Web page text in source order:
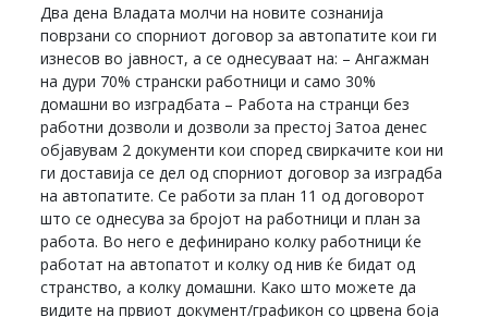
Два дена Владата молчи на новите сознанија
поврзани со спорниот договор за автопатите кои ги
изнесов во јавност, а се однесуваат на: – Ангажман
на дури 70% странски работници и само 30%
домашни во изградбата – Работа на странци без
работни дозволи и дозволи за престој Затоа денес
објавувам 2 документи кои според свиркачите кои ни
ги доставија се дел од спорниот договор за изградба
на автопатите. Се работи за план 11 од договорот
што се однесува за бројот на работници и план за
работа. Во него е дефинирано колку работници ќе
работат на автопатот и колку од нив ќе бидат од
странство, а колку домашни. Како што можете да
видите на првиот документ/графикон со црвена боја